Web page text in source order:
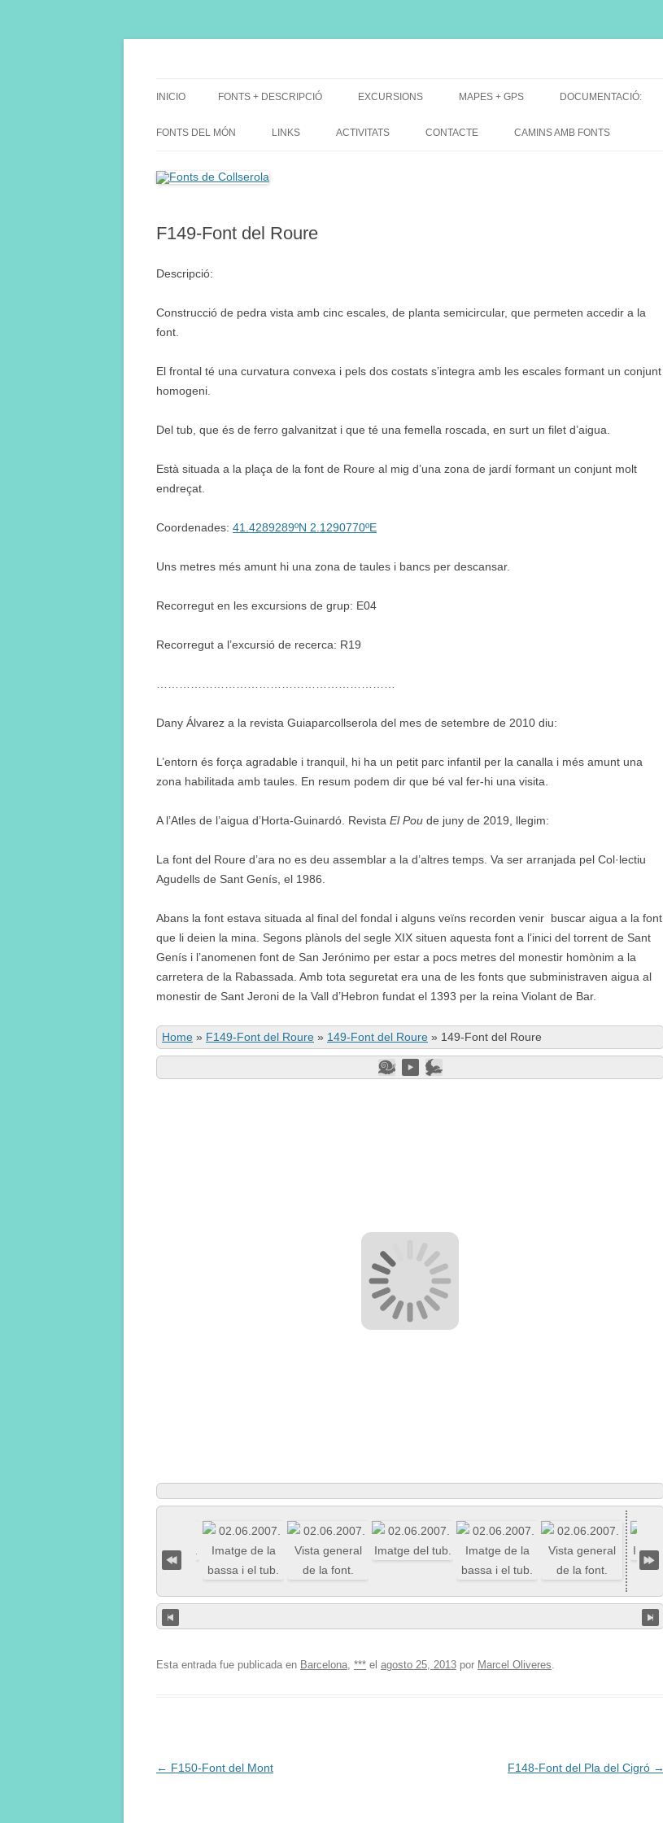
INICIO FONTS + DESCRIPCIÓ EXCURSIONS
DE GRUP
MAPES + GPS
MAPES EXCURSIONS
DOCUMENTACIÓ:
FONTS DEL MÓN LINKS ACTIVITATS CONTACTE CAMINS AMB FONTS
F149-Font del Roure
Descripció:
Construcció de pedra vista amb cinc escales, de planta semicircular, que permeten accedir a la
font.
El frontal té una curvatura convexa i pels dos costats s’integra amb les escales formant un conjunt
homogeni.
Del tub, que és de ferro galvanitzat i que té una femella roscada, en surt un filet d’aigua.
Està situada a la plaça de la font de Roure al mig d’una zona de jardí formant un conjunt molt
endreçat.
Coordenades: 41.4289289ºN 2.1290770ºE
Uns metres més amunt hi una zona de taules i bancs per descansar.
Recorregut en les excursions de grup: E04
Recorregut a l’excursió de recerca: R19
Dany Álvarez a la revista Guiaparcollserola del mes de setembre de 2010 diu:
L’entorn és força agradable i tranquil, hi ha un petit parc infantil per la canalla i més amunt una
zona habilitada amb taules. En resum podem dir que bé val fer-hi una visita.
A l’Atles de l’aigua d’Horta-Guinardó. Revista El Pou de juny de 2019, llegim:
La font del Roure d’ara no es deu assemblar a la d’altres temps. Va ser arranjada pel Col·lectiu
Agudells de Sant Genís, el 1986.
Abans la font estava situada al final del fondal i alguns veïns recorden venir buscar aigua a la font
que li deien la mina. Segons plànols del segle XIX situen aquesta font a l’inici del torrent de Sant
Genís i l’anomenen font de San Jerónimo per estar a pocs metres del monestir homònim a la
carretera de la Rabassada. Amb tota seguretat era una de les fonts que subministraven aigua al
monestir de Sant Jeroni de la Vall d’Hebron fundat el 1393 per la reina Violant de Bar.
Home » F149-Font del Roure » 149-Font del Roure » 149-Font del Roure
Esta entrada fue publicada en Barcelona, *** el agosto 25, 2013 por Marcel Oliveres.
Navegación
← F150-Font del Mont F148-Font del Pla del Cigró →